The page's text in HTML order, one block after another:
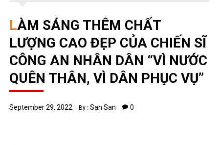
LÀM SÁNG THÊM CHẤT
LƯỢNG CAO ĐẸP CỦA CHIẾN SĨ
CÔNG AN NHÂN DÂN “VÌ NƯỚC
QUÊN THÂN, VÌ DÂN PHỤC VỤ”
September 29, 2022 By :San San 0